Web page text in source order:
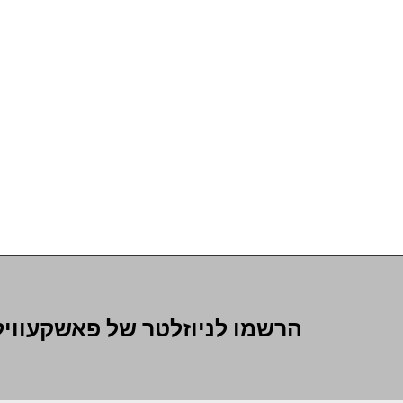
הרשמו לניוזלטר של